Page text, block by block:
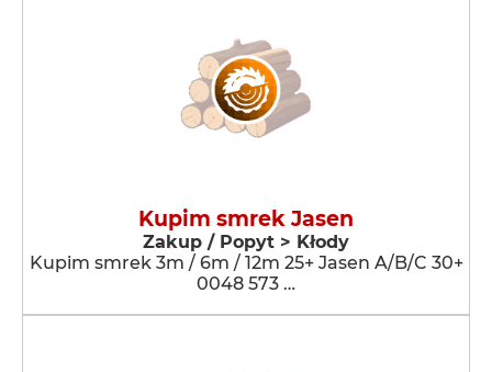
Kupim smrek Jasen
Zakup / Popyt > Kłody
Kupim smrek 3m / 6m / 12m 25+ Jasen A/B/C 30+
0048 573 …